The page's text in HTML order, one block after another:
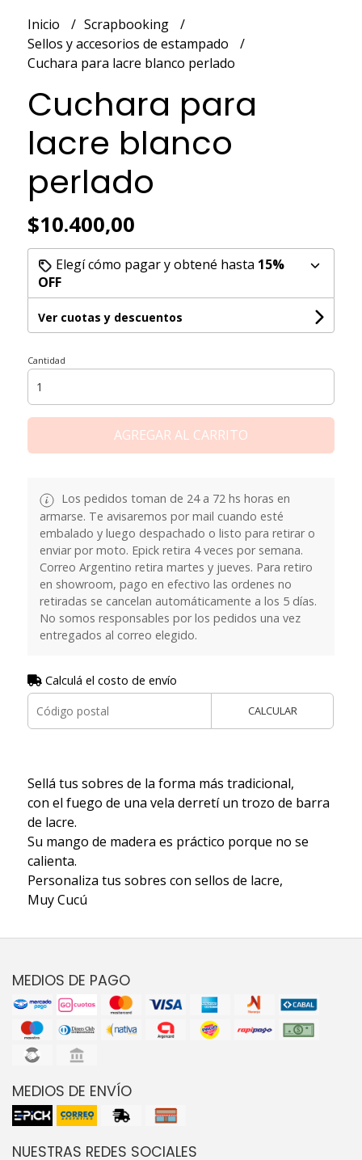
Inicio
Scrapbooking
Sellos y accesorios de estampado
Cuchara para lacre blanco perlado
Cuchara para
lacre blanco
perlado
$10.400,00
Elegí cómo pagar y obtené hasta 15%
OFF
Ver cuotas y descuentos
Cantidad
AGREGAR AL CARRITO
Los pedidos toman de 24 a 72 hs horas en
armarse. Te avisaremos por mail cuando esté
embalado y luego despachado o listo para retirar o
enviar por moto. Epick retira 4 veces por semana.
Correo Argentino retira martes y jueves. Para retiro
en showroom, pago en efectivo las ordenes no
retiradas se cancelan automáticamente a los 5 días.
No somos responsables por los pedidos una vez
entregados al correo elegido.
Calculá el costo de envío
CALCULAR
Sellá tus sobres de la forma más tradicional,
con el fuego de una vela derretí un trozo de barra
de lacre.
Su mango de madera es práctico porque no se
calienta.
Personaliza tus sobres con sellos de lacre,
Muy Cucú
MEDIOS DE PAGO
MEDIOS DE ENVÍO
NUESTRAS REDES SOCIALES